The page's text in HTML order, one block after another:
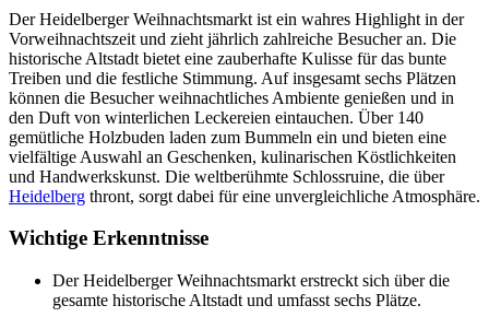
Der Heidelberger Weihnachtsmarkt ist ein wahres Highlight in der
Vorweihnachtszeit und zieht jährlich zahlreiche Besucher an. Die
historische Altstadt bietet eine zauberhafte Kulisse für das bunte
Treiben und die festliche Stimmung. Auf insgesamt sechs Plätzen
können die Besucher weihnachtliches Ambiente genießen und in
den Duft von winterlichen Leckereien eintauchen. Über 140
gemütliche Holzbuden laden zum Bummeln ein und bieten eine
vielfältige Auswahl an Geschenken, kulinarischen Köstlichkeiten
und Handwerkskunst. Die weltberühmte Schlossruine, die über
Heidelberg thront, sorgt dabei für eine unvergleichliche Atmosphäre.
Wichtige Erkenntnisse
Der Heidelberger Weihnachtsmarkt erstreckt sich über die
gesamte historische Altstadt und umfasst sechs Plätze.